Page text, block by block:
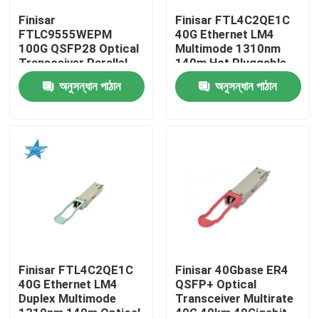
কারখানা ভ্রমণ
মান নিয়ন্ত্রণ
এনভিডিয়া এআই পণ্য
400G/800G অপটিক্যাল মডিউল
100G QSFP28 মডিউল
Finisar
FTLC9555WEPM
100G QSFP28 Optical
Transceiver Parallel
MMF 100M CPRI Hot
Pluggable Port 1 Year
Warranty
অনুসন্ধান পাঠান
Finisar FTL4C2QE1C
40G Ethernet LM4
Multimode 1310nm
140m Hot Pluggable
LC Optical Transceiver
for AIDCঅনুসন্ধান পাঠান
Finisar FTL4C2QE1C
40G Ethernet LM4
Duplex Multimode
1310nm 140m Optical
Finisar 40Gbase ER4
QSFP+ Optical
Transceiver Multirate
40G 40km 40Gigabit